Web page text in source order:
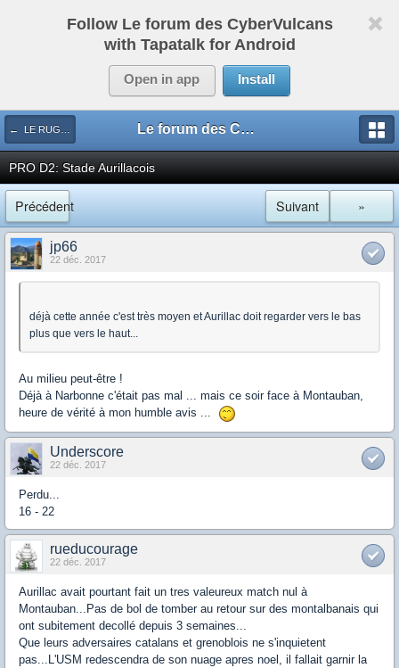
Follow Le forum des CyberVulcans
with Tapatalk for Android
Open in app Install
← LE RUGBY DE CHEZ NOUS Le forum des CyberVulcans
PRO D2: Stade Aurillacois
Précédent »
Suivant
jp66
22 déc. 2017
déjà cette année c'est très moyen et Aurillac doit regarder vers le bas
plus que vers le haut...
Au milieu peut-être !
Déjà à Narbonne c'était pas mal ... mais ce soir face à Montauban,
heure de vérité à mon humble avis ...
Underscore
22 déc. 2017
Perdu...
16 - 22
rueducourage
22 déc. 2017
Aurillac avait pourtant fait un tres valeureux match nul à
Montauban...Pas de bol de tomber au retour sur des montalbanais qui
ont subitement decollé depuis 3 semaines...
Que leurs adversaires catalans et grenoblois ne s'inquietent
pas...L'USM redescendra de son nuage apres noel, il fallait garnir la